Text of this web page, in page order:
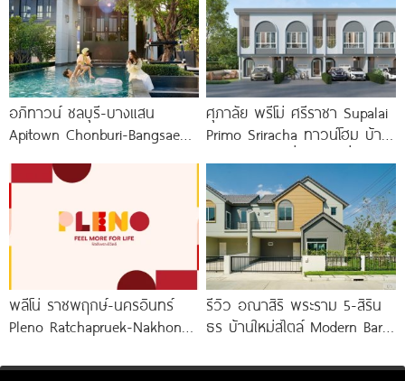
อภิทาวน์ ชลบุรี-บางแสน
Apitown Chonburi-Bangsaen
พร้อม Fitness 24 ชม.*
ศุภาลัย พรีโม่ ศรีราชา Supalai
Primo Sriracha ทาวน์โฮม บ้าน
มอเตอร์เวย์
พลีโน่ ราชพฤกษ์-นครอินทร์
Pleno Ratchapruek-Nakhon
เมืองนนทบุรี
รีวิว อณาสิริ พระราม 5-สิริน
ธร บ้านใหม่สไตล์ Modern Barn